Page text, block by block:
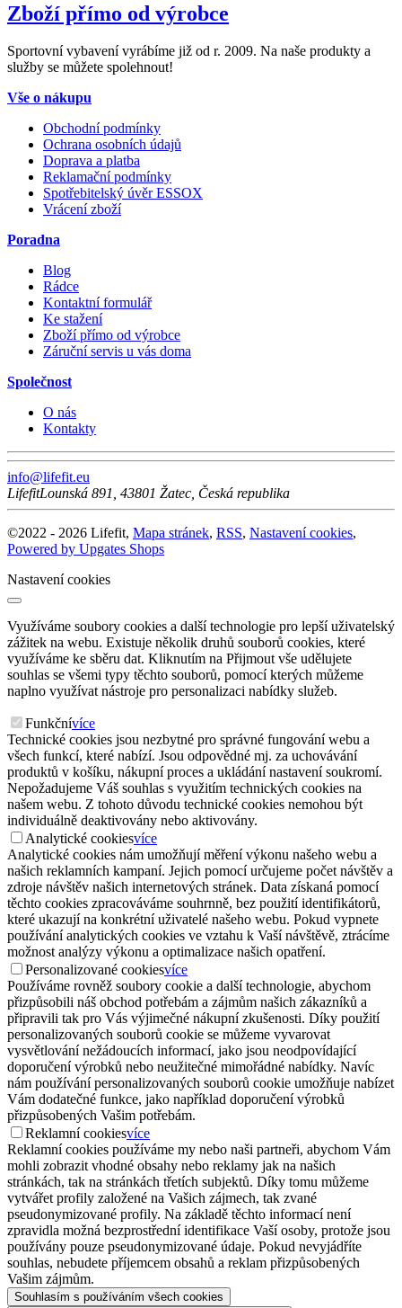
Zboží přímo od výrobce
Sportovní vybavení vyrábíme již od r. 2009. Na naše produkty a
služby se můžete spolehnout!
Vše o nákupu
Obchodní podmínky
Ochrana osobních údajů
Doprava a platba
Reklamační podmínky
Spotřebitelský úvěr ESSOX
Vrácení zboží
Poradna
Blog
Rádce
Kontaktní formulář
Ke stažení
Zboží přímo od výrobce
Záruční servis u vás doma
Společnost
O nás
Kontakty
info@lifefit.eu
LifefitLounská 891, 43801 Žatec, Česká republika
©2022 - 2026 Lifefit, Mapa stránek, RSS, Nastavení cookies,
Powered by Upgates Shops
Nastavení cookies
Využíváme soubory cookies a další technologie pro lepší uživatelský
zážitek na webu. Existuje několik druhů souborů cookies, které
využíváme ke sběru dat. Kliknutím na Přijmout vše udělujete
souhlas se všemi typy těchto souborů, pomocí kterých můžeme
naplno využívat nástroje pro personalizaci nabídky služeb.
Funkčnívíce
Technické cookies jsou nezbytné pro správné fungování webu a
všech funkcí, které nabízí. Jsou odpovědné mj. za uchovávání
produktů v košíku, nákupní proces a ukládání nastavení soukromí.
Nepožadujeme Váš souhlas s využitím technických cookies na
našem webu. Z tohoto důvodu technické cookies nemohou být
individuálně deaktivovány nebo aktivovány.
Analytické cookiesvíce
Analytické cookies nám umožňují měření výkonu našeho webu a
našich reklamních kampaní. Jejich pomocí určujeme počet návštěv a
zdroje návštěv našich internetových stránek. Data získaná pomocí
těchto cookies zpracováváme souhrnně, bez použití identifikátorů,
které ukazují na konkrétní uživatelé našeho webu. Pokud vypnete
používání analytických cookies ve vztahu k Vaší návštěvě, ztrácíme
možnost analýzy výkonu a optimalizace našich opatření.
Personalizované cookiesvíce
Používáme rovněž soubory cookie a další technologie, abychom
přizpůsobili náš obchod potřebám a zájmům našich zákazníků a
připravili tak pro Vás výjimečné nákupní zkušenosti. Díky použití
personalizovaných souborů cookie se můžeme vyvarovat
vysvětlování nežádoucích informací, jako jsou neodpovídající
doporučení výrobků nebo neužitečné mimořádné nabídky. Navíc
nám používání personalizovaných souborů cookie umožňuje nabízet
Vám dodatečné funkce, jako například doporučení výrobků
přizpůsobených Vašim potřebám.
Reklamní cookiesvíce
Reklamní cookies používáme my nebo naši partneři, abychom Vám
mohli zobrazit vhodné obsahy nebo reklamy jak na našich
stránkách, tak na stránkách třetích subjektů. Díky tomu můžeme
vytvářet profily založené na Vašich zájmech, tak zvané
pseudonymizované profily. Na základě těchto informací není
zpravidla možná bezprostřední identifikace Vaší osoby, protože jsou
používány pouze pseudonymizované údaje. Pokud nevyjádříte
souhlas, nebudete příjemcem obsahů a reklam přizpůsobených
Vašim zájmům.
Souhlasím s používáním všech cookies